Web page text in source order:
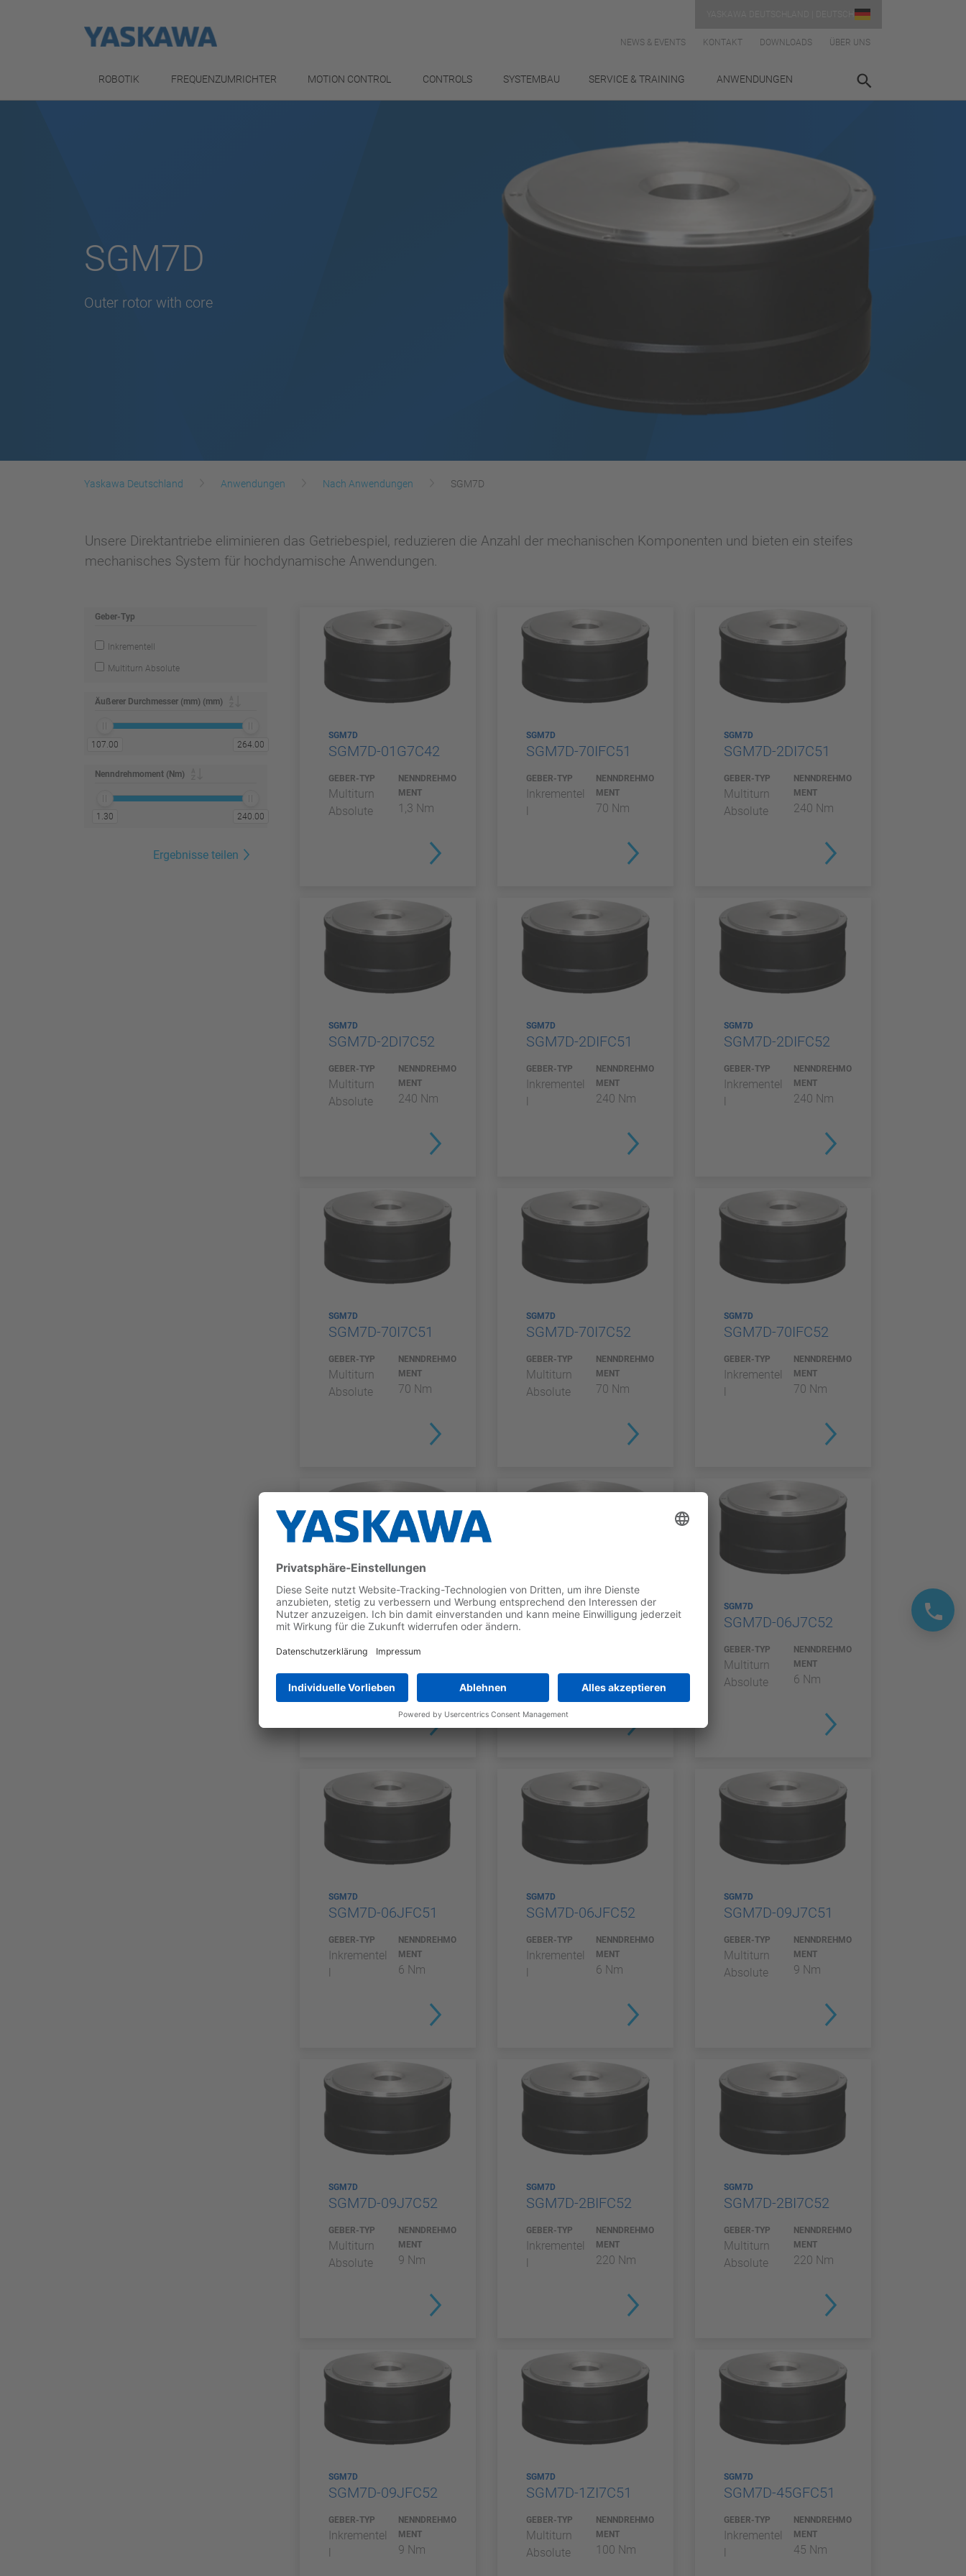
NEWS & EVENTS KONTAKT DOWNLOADS ÜBER UNS
ROBOTIK FREQUENZUMRICHTER MOTION CONTROL CONTROLS SYSTEMBAU SERVICE & TRAINING ANWENDUNGEN
SGM7D
Outer rotor with core
Yaskawa Deutschland Anwendungen Nach Anwendungen SGM7D
Unsere Direktantriebe eliminieren das Getriebespiel, reduzieren die Anzahl der mechanischen Komponenten und bieten ein steifes
mechanisches System für hochdynamische Anwendungen.
Geber-Typ
Inkrementell
Multiturn Absolute
Äußerer Durchmesser (mm) (mm)
107.00 264.00
Nenndrehmoment (Nm)
1.30 240.00
Ergebnisse teilen
SGM7D
SGM7D-01G7C42
GEBER-TYP
Multiturn
Absolute
NENNDREHMO
MENT
1,3 Nm
SGM7D
SGM7D-70IFC51
GEBER-TYP
Inkrementel
l
NENNDREHMO
MENT
70 Nm
SGM7D
SGM7D-2DI7C51
GEBER-TYP
Multiturn
Absolute
NENNDREHMO
MENT
240 Nm
SGM7D
SGM7D-2DI7C52
GEBER-TYP
Multiturn
Absolute
NENNDREHMO
MENT
240 Nm
SGM7D
SGM7D-2DIFC51
GEBER-TYP
Inkrementel
l
NENNDREHMO
MENT
240 Nm
SGM7D
SGM7D-2DIFC52
GEBER-TYP
Inkrementel
l
NENNDREHMO
MENT
240 Nm
SGM7D
SGM7D-70I7C51
GEBER-TYP
Multiturn
Absolute
NENNDREHMO
MENT
70 Nm
SGM7D
SGM7D-70I7C52
GEBER-TYP
Multiturn
Absolute
NENNDREHMO
MENT
70 Nm
SGM7D
SGM7D-70IFC52
GEBER-TYP
Inkrementel
l
NENNDREHMO
MENT
70 Nm
SGM7D
SGM7D-2BIFC51
GEBER-TYP
NENNDREHMO
220 Nm
SGM7D
SGM7D-06J7C51
SGM7D
SGM7D-06J7C52
GEBER-TYP
Multiturn
Absolute
NENNDREHMO
MENT
6 Nm
SGM7D
SGM7D-06JFC51
GEBER-TYP
Inkrementel
l
NENNDREHMO
MENT
6 Nm
SGM7D
SGM7D-06JFC52
GEBER-TYP
Inkrementel
l
NENNDREHMO
MENT
6 Nm
SGM7D
SGM7D-09J7C51
GEBER-TYP
Multiturn
Absolute
NENNDREHMO
MENT
9 Nm
SGM7D
SGM7D-09J7C52
GEBER-TYP
Multiturn
Absolute
NENNDREHMO
MENT
9 Nm
SGM7D
SGM7D-2BIFC52
GEBER-TYP
Inkrementel
l
NENNDREHMO
MENT
220 Nm
SGM7D
SGM7D-2BI7C52
GEBER-TYP
Multiturn
Absolute
NENNDREHMO
MENT
220 Nm
SGM7D
SGM7D-09JFC52
GEBER-TYP
Inkrementel
NENNDREHMO
MENT
9 Nm
SGM7D
SGM7D-1ZI7C51
GEBER-TYP
Multiturn
Absolute
NENNDREHMO
MENT
100 Nm
SGM7D
SGM7D-45GFC51
GEBER-TYP
Inkrementel
NENNDREHMO
MENT
45 Nm